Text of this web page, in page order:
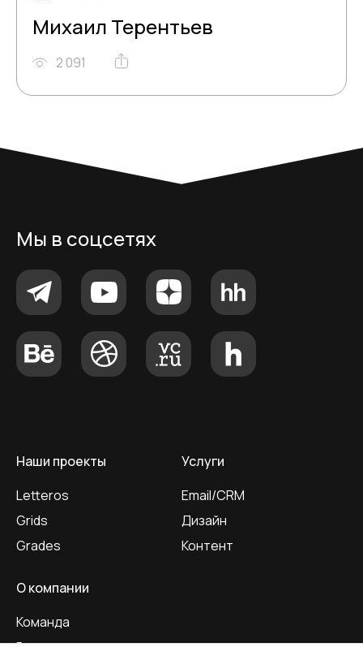
Михаил Терентьев
2 091
Мы в соцсетях
Наши проекты
Letteros
Grids
Grades
Услуги
Email/CRM
Дизайн
Контент
О компании
Команда
Вакансии